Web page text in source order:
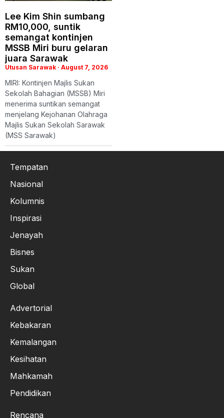
Lee Kim Shin sumbang
RM10,000, suntik
semangat kontinjen
MSSB Miri buru gelaran
juara Sarawak
Utusan Sarawak August 7, 2026
MIRI: Kontinjen Majlis Sukan
Sekolah Bahagian (MSSB) Miri
menerima suntikan semangat
menjelang Kejohanan Olahraga
Majlis Sukan Sekolah Sarawak
(MSS Sarawak)
Tempatan
Nasional
Kolumnis
Inspirasi
Jenayah
Bisnes
Sukan
Global
Advertorial
Kebakaran
Kemalangan
Kesihatan
Mahkamah
Pendidikan
Rencana